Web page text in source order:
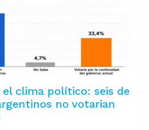
el clima político: seis de
no votarian